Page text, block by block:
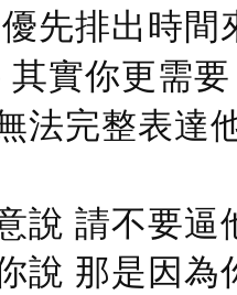
先排出時
實你更需要
法完整表達
說 請不要逼
說 那是因